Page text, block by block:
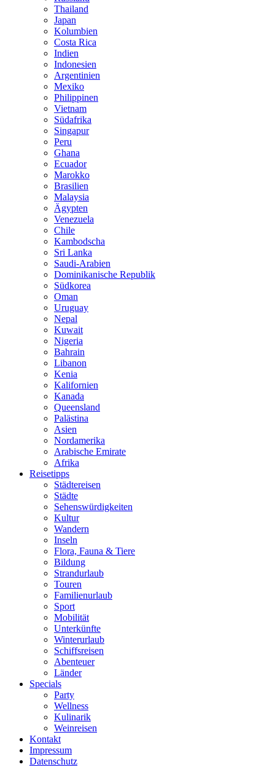
Thailand
Japan
Kolumbien
Costa Rica
Indien
Indonesien
Argentinien
Mexiko
Philippinen
Vietnam
Südafrika
Singapur
Peru
Ghana
Ecuador
Marokko
Brasilien
Malaysia
Ägypten
Venezuela
Chile
Kambodscha
Sri Lanka
Saudi-Arabien
Dominikanische Republik
Südkorea
Oman
Uruguay
Nepal
Kuwait
Nigeria
Bahrain
Libanon
Kenia
Kalifornien
Kanada
Queensland
Palästina
Asien
Nordamerika
Arabische Emirate
Afrika
Reisetipps
Städtereisen
Städte
Sehenswürdigkeiten
Kultur
Wandern
Inseln
Flora, Fauna & Tiere
Bildung
Strandurlaub
Touren
Familienurlaub
Sport
Mobilität
Unterkünfte
Winterurlaub
Schiffsreisen
Abenteuer
Länder
Specials
Party
Wellness
Kulinarik
Weinreisen
Kontakt
Impressum
Datenschutz